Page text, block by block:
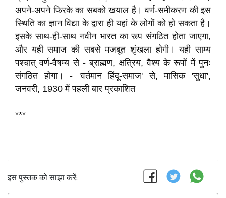
अपने-अपने फिरके का सबको खयाल है। वर्ण-समीकरण की इस
स्थिति का ज्ञान विद्या के द्वारा ही यहां के लोगों को हो सकता है।
इसके साथ-ही-साथ नवीन भारत का रूप संगठित होता जाएगा,
और यही समाज की सबसे मजबूत शृंखला होगी। यही साम्य
पश्चात् वर्ण-वैषम्य से - ब्राह्मण, क्षत्रिय, वैश्य के रूपों में पुनः
संगठित होगा। - 'वर्तमान हिंदू-समाज' से, मासिक 'सुधा',
जनवरी, 1930 में पहली बार प्रकाशित
***
इस पुस्तक को साझा करें: